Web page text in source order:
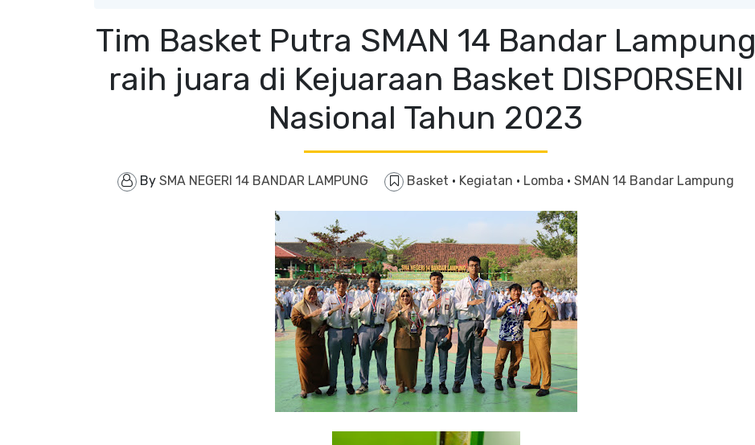
Tim Basket Putra SMAN 14 Bandar Lampung
raih juara di Kejuaraan Basket DISPORSENI
Nasional Tahun 2023
By SMA NEGERI 14 BANDAR LAMPUNG Basket · Kegiatan · Lomba · SMAN 14 Bandar Lampung